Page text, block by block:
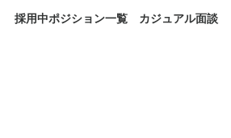
採用中ポジション一覧 カジュアル面談